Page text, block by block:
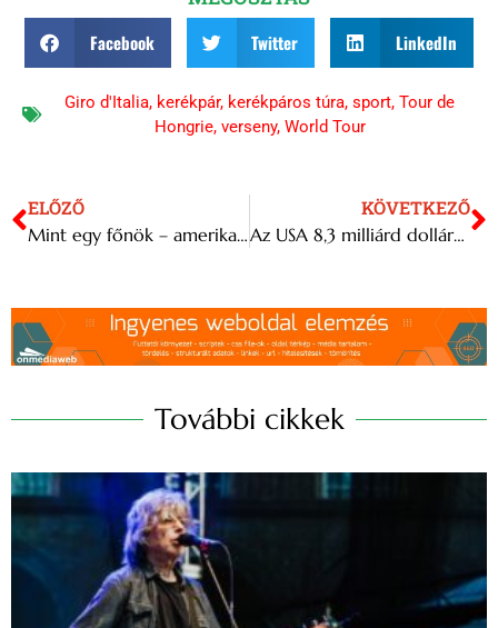
Facebook Twitter LinkedIn
Giro d'Italia, kerékpár, kerékpáros túra, sport, Tour de
Hongrie, verseny, World Tour
ELŐZŐ
Mint egy főnök – amerikai vígjáték
KÖVETKEZŐ
Az USA 8,3 milliárd dollárt fordít a vírusellenes harcra
További cikkek